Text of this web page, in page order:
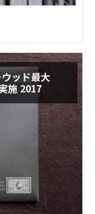
ッド最大
施 2017